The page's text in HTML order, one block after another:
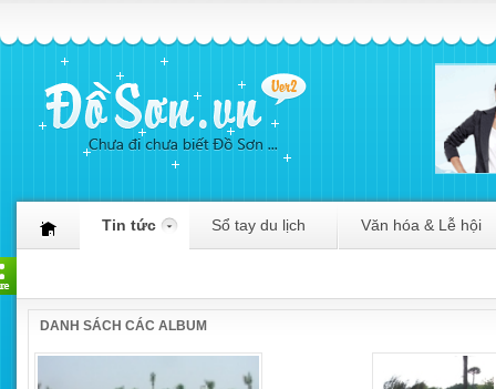
Tin tức Sổ tay du lịch Văn hóa & Lễ hội
DANH SÁCH CÁC ALBUM